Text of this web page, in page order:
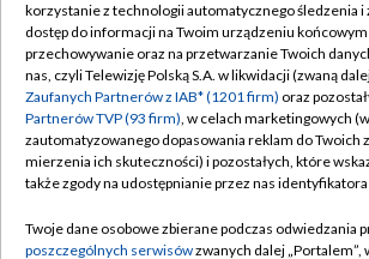
TVP
Abonament TVP
Emisja w TVP
Centrum informacji TVP
Naziemna Telewizja Cyfrowa
Rada Programowa
Regulamin TVP
Polityka prywatności
Moje zgody
Pomoc
Kontakt
korzystanie z technologii automatycznego śledzenia i
dostęp do informacji na Twoim urządzeniu końcowym
przechowywanie oraz na przetwarzanie Twoich
nas, czyli Telewizję Polską S.A. w likwidacji (zwaną
Zaufanych Partnerów z IAB* (1201 firm) oraz
Partnerów TVP (93 firm), w celach marketingowych
zautomatyzowanego dopasowania reklam do Twoich
mierzenia ich skuteczności) i pozostałych, które
także zgody na udostępnianie przez nas identyfikatora
Twoje dane osobowe zbierane podczas odwiedzania
poszczególnych serwisówzwanych dalej